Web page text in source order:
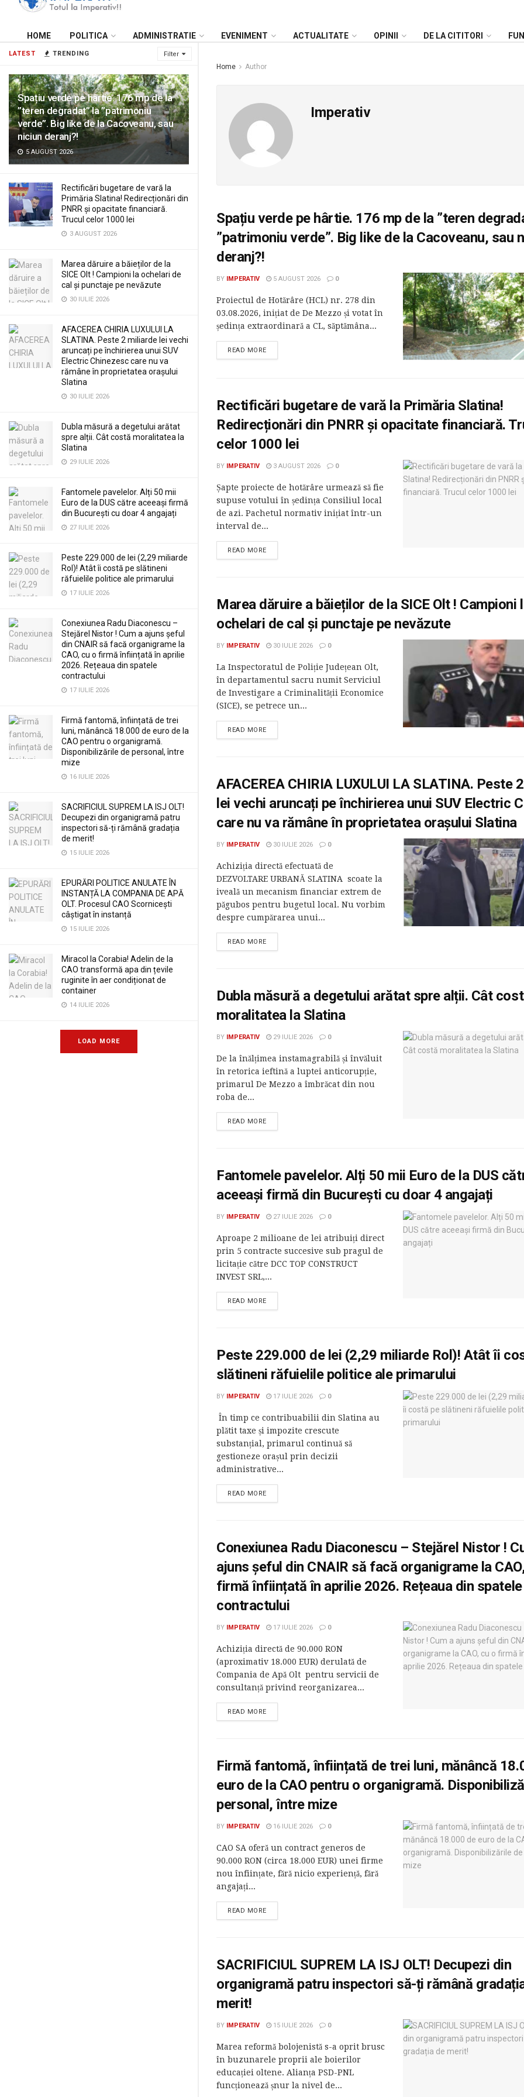
LATEST TRENDING Filter
Spațiu verde pe hârtie. 176 mp de la
”teren degradat” la ”patrimoniu
verde”. Big like de la Cacoveanu, sau
niciun deranj?!
5 AUGUST 2026
Rectificări bugetare de vară la
Primăria Slatina! Redirecționări din
PNRR și opacitate financiară.
Trucul celor 1000 lei
3 AUGUST 2026
Marea dăruire a băieților de la
SICE Olt ! Campioni la ochelari de
cal și punctaje pe nevăzute
30 IULIE 2026
AFACEREA CHIRIA LUXULUI LA
SLATINA. Peste 2 miliarde lei vechi
aruncați pe închirierea unui SUV
Electric Chinezesc care nu va
rămâne în proprietatea orașului
Slatina
30 IULIE 2026
Dubla măsură a degetului arătat
spre alții. Cât costă moralitatea la
Slatina
29 IULIE 2026
Fantomele pavelelor. Alți 50 mii
Euro de la DUS către aceeași firmă
din București cu doar 4 angajați
27 IULIE 2026
Peste 229.000 de lei (2,29 miliarde
Rol)! Atât îi costă pe slătineni
răfuielile politice ale primarului
17 IULIE 2026
Conexiunea Radu Diaconescu –
Stejărel Nistor ! Cum a ajuns șeful
din CNAIR să facă organigrame la
CAO, cu o firmă înființată în aprilie
2026. Rețeaua din spatele
contractului
17 IULIE 2026
Firmă fantomă, înființată de trei
luni, mănâncă 18.000 de euro de la
CAO pentru o organigramă.
Disponibilizările de personal, între
mize
16 IULIE 2026
SACRIFICIUL SUPREM LA ISJ OLT!
Decupezi din organigramă patru
inspectori să-ți rămână gradația
de merit!
15 IULIE 2026
EPURĂRI POLITICE ANULATE ÎN
INSTANȚĂ LA COMPANIA DE APĂ
OLT. Procesul CAO Scornicești
câștigat în instanță
15 IULIE 2026
Miracol la Corabia! Adelin de la
CAO transformă apa din țevile
ruginite în aer condiționat de
container
14 IULIE 2026
LOAD MORE
HOME POLITICA ADMINISTRATIE EVENIMENT ACTUALITATE OPINII DE LA CITITORI
Home Author
Imperativ
Spațiu verde pe hârtie. 176 mp de la ”teren
”patrimoniu verde”. Big like de la Cacoveanu, sau
deranj?!
BY IMPERATIV 5 AUGUST 2026 0
Proiectul de Hotărâre (HCL) nr. 278 din
03.08.2026, inițiat de De Mezzo și votat în
ședința extraordinară a CL, săptămâna...
READ MORE
Rectificări bugetare de vară la Primăria Slatina!
Redirecționări din PNRR și opacitate financiară.
celor 1000 lei
BY IMPERATIV 3 AUGUST 2026 0
Șapte proiecte de hotărâre urmează să fie
supuse votului în ședința Consiliul local
de azi. Pachetul normativ inițiat într-un
interval de...
READ MORE
Marea dăruire a băieților de la SICE Olt ! Campioni
ochelari de cal și punctaje pe nevăzute
BY IMPERATIV 30 IULIE 2026 0
La Inspectoratul de Poliție Județean Olt,
în departamentul sacru numit Serviciul
de Investigare a Criminalității Economice
(SICE), se petrece un...
READ MORE
AFACEREA CHIRIA LUXULUI LA SLATINA. Peste
lei vechi aruncați pe închirierea unui SUV Electric
care nu va rămâne în proprietatea orașului Slatina
BY IMPERATIV 30 IULIE 2026 0
Achiziția directă efectuată de
DEZVOLTARE URBANĂ SLATINA scoate la
iveală un mecanism financiar extrem de
păgubos pentru bugetul local. Nu vorbim
despre cumpărarea unui...
READ MORE
Dubla măsură a degetului arătat spre alții. Cât
moralitatea la Slatina
BY IMPERATIV 29 IULIE 2026 0
De la înălțimea instamagrabilă și învăluit
în retorica ieftină a luptei anticorupție,
primarul De Mezzo a îmbrăcat din nou
roba de...
READ MORE
Fantomele pavelelor. Alți 50 mii Euro de la DUS
aceeași firmă din București cu doar 4 angajați
BY IMPERATIV 27 IULIE 2026 0
Aproape 2 milioane de lei atribuiți direct
prin 5 contracte succesive sub pragul de
licitație către DCC TOP CONSTRUCT
INVEST SRL,...
READ MORE
Peste 229.000 de lei (2,29 miliarde Rol)! Atât îi
slătineni răfuielile politice ale primarului
BY IMPERATIV 17 IULIE 2026 0
În timp ce contribuabilii din Slatina au
plătit taxe și impozite crescute
substanțial, primarul continuă să
gestioneze orașul prin decizii
administrative...
READ MORE
Conexiunea Radu Diaconescu – Stejărel Nistor !
ajuns șeful din CNAIR să facă organigrame la
firmă înființată în aprilie 2026. Rețeaua din spatele
contractului
BY IMPERATIV 17 IULIE 2026 0
Achiziția directă de 90.000 RON
(aproximativ 18.000 EUR) derulată de
Compania de Apă Olt pentru servicii de
consultanță privind reorganizarea...
READ MORE
Firmă fantomă, înființată de trei luni, mănâncă
euro de la CAO pentru o organigramă.
personal, între mize
BY IMPERATIV 16 IULIE 2026 0
CAO SA oferă un contract generos de
90.000 RON (circa 18.000 EUR) unei firme
nou înființate, fără nicio experiență, fără
angajați...
READ MORE
SACRIFICIUL SUPREM LA ISJ OLT! Decupezi din
organigramă patru inspectori să-ți rămână
merit!
BY IMPERATIV 15 IULIE 2026 0
Marea reformă bolojenistă s-a oprit brusc
în buzunarele proprii ale boierilor
educației oltene. Alianța PSD-PNL
funcționează șnur la nivel de...